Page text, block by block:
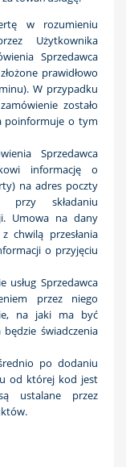
w rozumieniu
Użytkownika
Sprzedawca
prawidłowo
W przypadku
zostało
poinformuje o tym
Sprzedawca
informację o
na adres poczty
przy składaniu
Umowa na dany
chwilą przesłania
o przyjęciu
usług Sprzedawca
przez niego
na jaki ma być
świadczenia
po dodaniu
od której kod jest
ustalane przez